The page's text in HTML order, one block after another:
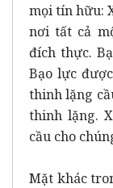
mọi tín hữu:
nơi tất cả
đích thực.
Bạo lực
thinh lặng
thinh lặng.
cầu cho
Mặt khác